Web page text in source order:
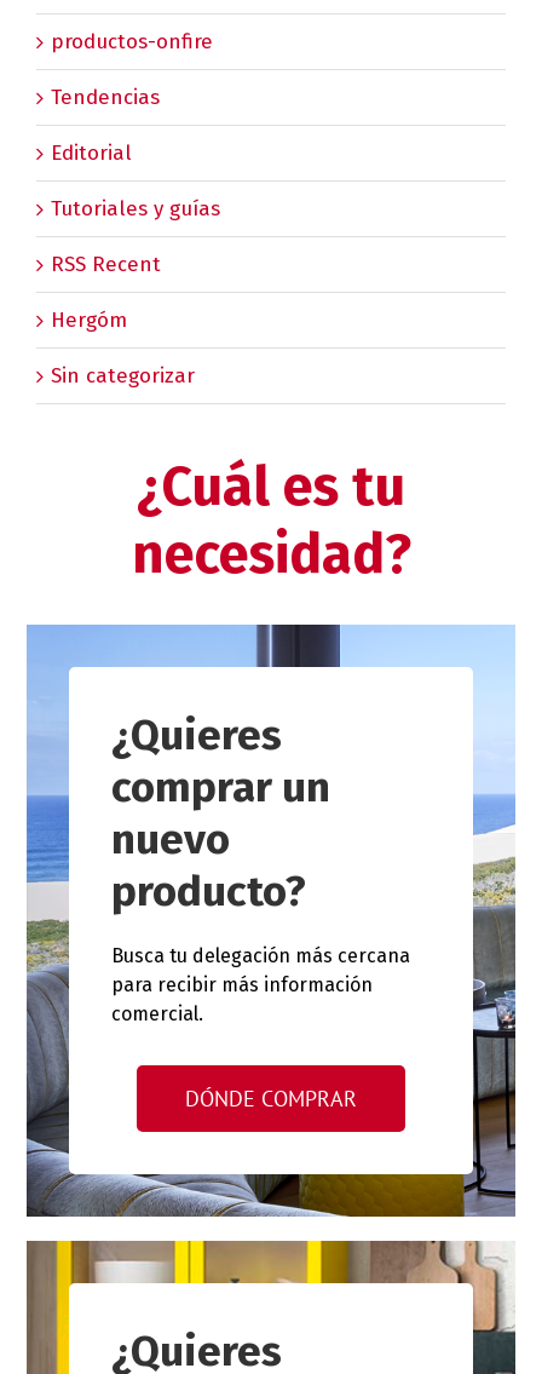
productos-onfire
Tendencias
Editorial
Tutoriales y guías
RSS Recent
Hergóm
Sin categorizar
¿Cuál es tu
necesidad?
¿Quieres
comprar un
nuevo
producto?
Busca tu delegación más cercana
para recibir más información
comercial.
DÓNDE COMPRAR
¿Quieres